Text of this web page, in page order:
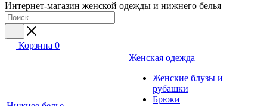
Интернет-магазин женской одежды и нижнего белья
Корзина 0
Женская одежда
Женские блузы и
рубашки
Брюки